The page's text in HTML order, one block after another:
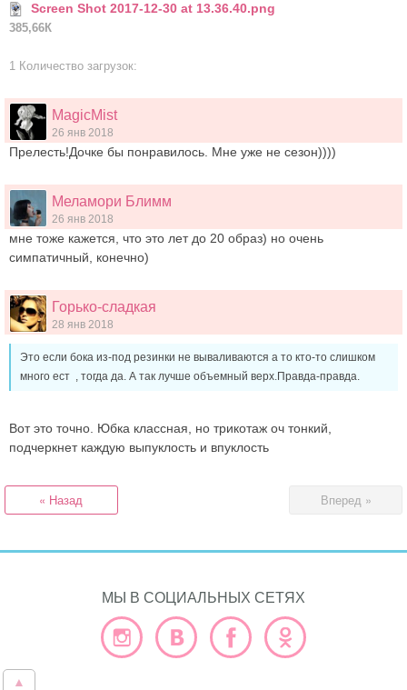
Screen Shot 2017-12-30 at 13.36.40.png
385,66К
1 Количество загрузок:
MagicMist
26 янв 2018
Прелесть!Дочке бы понравилось. Мне уже не сезон))))
Меламори Блимм
26 янв 2018
мне тоже кажется, что это лет до 20 образ) но очень
симпатичный, конечно)
Горько-сладкая
28 янв 2018
Это если бока из-под резинки не вываливаются а то кто-то слишком
много ест , тогда да. А так лучше объемный верх.Правда-правда.
Вот это точно. Юбка классная, но трикотаж оч тонкий,
подчеркнет каждую выпуклость и впуклость
« Назад Вперед »
МЫ В СОЦИАЛЬНЫХ СЕТЯХ
▲